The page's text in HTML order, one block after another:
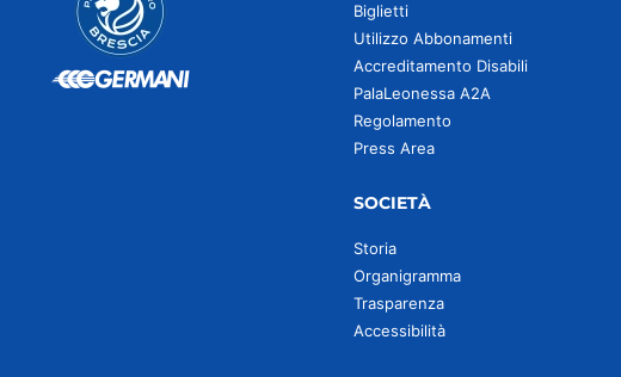
Biglietti
Utilizzo Abbonamenti
Accreditamento Disabili
PalaLeonessa A2A
Regolamento
Press Area
SOCIETÀ
Storia
Organigramma
Trasparenza
Accessibilità